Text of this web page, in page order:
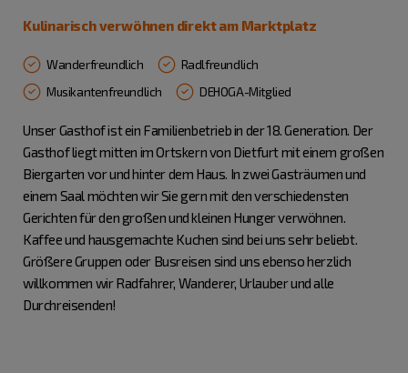
Kulinarisch verwöhnen direkt am Marktplatz
Wanderfreundlich
Radlfreundlich
Musikantenfreundlich
DEHOGA-Mitglied
Unser Gasthof ist ein Familienbetrieb in der 18. Generation. Der
Gasthof liegt mitten im Ortskern von Dietfurt mit einem großen
Biergarten vor und hinter dem Haus. In zwei Gasträumen und
einem Saal möchten wir Sie gern mit den verschiedensten
Gerichten für den großen und kleinen Hunger verwöhnen.
Kaffee und hausgemachte Kuchen sind bei uns sehr beliebt.
Größere Gruppen oder Busreisen sind uns ebenso herzlich
willkommen wir Radfahrer, Wanderer, Urlauber und alle
Durchreisenden!